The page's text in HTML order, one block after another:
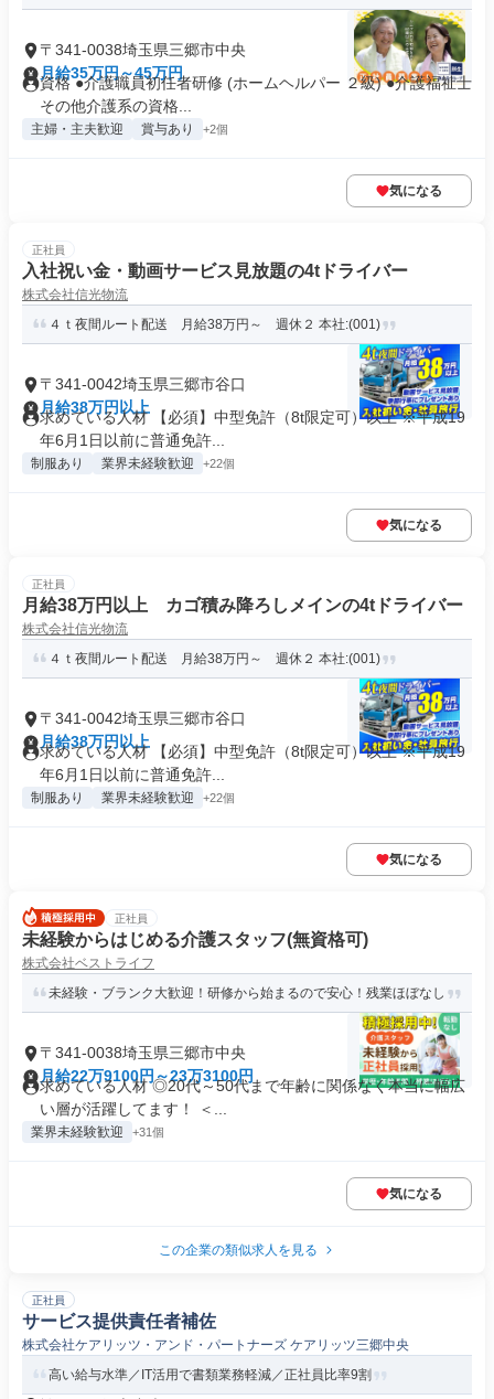
〒341-0038埼玉県三郷市中央
月給35万円～45万円
資格 ●介護職員初任者研修 (ホームヘルパー ２級) ●介護福祉士
その他介護系の資格...
主婦・主夫歓迎 賞与あり +2個
気になる
正社員
入社祝い金・動画サービス見放題の4tドライバー
株式会社信光物流
４ｔ夜間ルート配送 月給38万円～ 週休２ 本社:(001)
〒341-0042埼玉県三郷市谷口
月給38万円以上
求めている人材 【必須】中型免許（8t限定可）以上 ※平成19
年6月1日以前に普通免許...
制服あり 業界未経験歓迎 +22個
気になる
正社員
月給38万円以上 カゴ積み降ろしメインの4tドライバー
株式会社信光物流
４ｔ夜間ルート配送 月給38万円～ 週休２ 本社:(001)
〒341-0042埼玉県三郷市谷口
月給38万円以上
求めている人材 【必須】中型免許（8t限定可）以上 ※平成19
年6月1日以前に普通免許...
制服あり 業界未経験歓迎 +22個
気になる
正社員
未経験からはじめる介護スタッフ(無資格可)
株式会社ベストライフ
未経験・ブランク大歓迎！研修から始まるので安心！残業ほぼなし
〒341-0038埼玉県三郷市中央
月給22万9100円～23万3100円
求めている人材 ◎20代～50代まで年齢に関係なく本当に幅広
い層が活躍してます！ ＜...
業界未経験歓迎 +31個
気になる
この企業の類似求人を見る
正社員
サービス提供責任者補佐
株式会社ケアリッツ・アンド・パートナーズ ケアリッツ三郷中央
高い給与水準／IT活用で書類業務軽減／正社員比率9割